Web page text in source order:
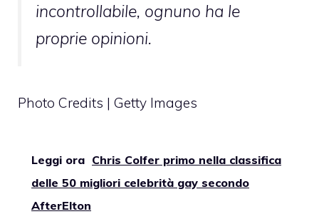
incontrollabile, ognuno ha le
proprie opinioni.
Photo Credits | Getty Images
Leggi ora Chris Colfer primo nella classifica
delle 50 migliori celebrità gay secondo
AfterElton